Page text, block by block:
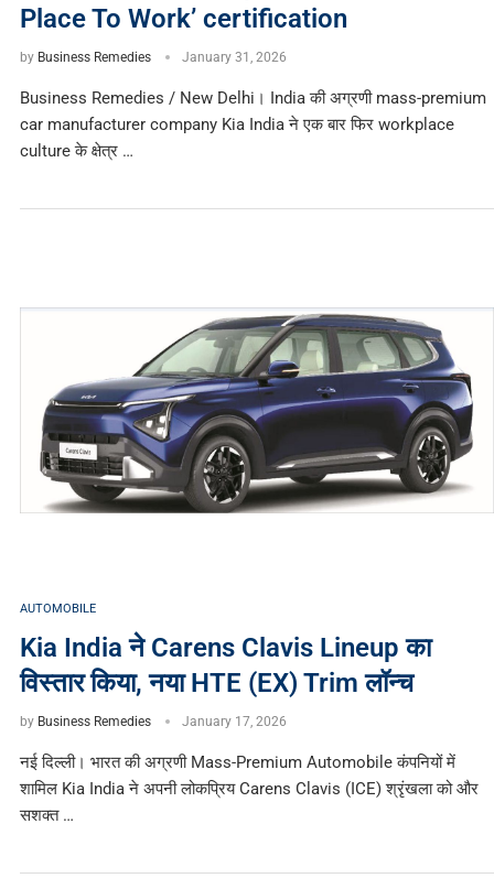
Place To Work’ certification
by Business Remedies January 31, 2026
Business Remedies / New Delhi। India की अग्रणी mass-premium
car manufacturer company Kia India ने एक बार फिर workplace
culture के क्षेत्र …
AUTOMOBILE
Kia India ने Carens Clavis Lineup का
विस्तार किया, नया HTE (EX) Trim लॉन्च
by Business Remedies January 17, 2026
नई दिल्ली। भारत की अग्रणी Mass-Premium Automobile कंपनियों में
शामिल Kia India ने अपनी लोकप्रिय Carens Clavis (ICE) श्रृंखला को और
सशक्त …